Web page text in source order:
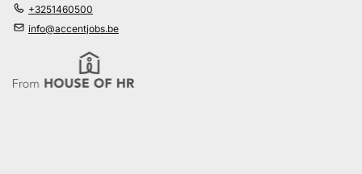
+3251460500
info@accentjobs.be